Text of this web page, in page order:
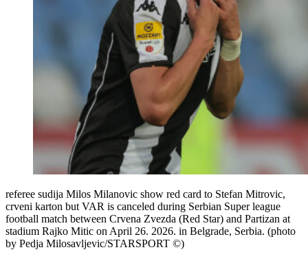
referee sudija Milos Milanovic show red card to Stefan Mitrovic,
crveni karton but VAR is canceled during Serbian Super league
football match between Crvena Zvezda (Red Star) and Partizan at
stadium Rajko Mitic on April 26. 2026. in Belgrade, Serbia. (photo
by Pedja Milosavljevic/STARSPORT ©)